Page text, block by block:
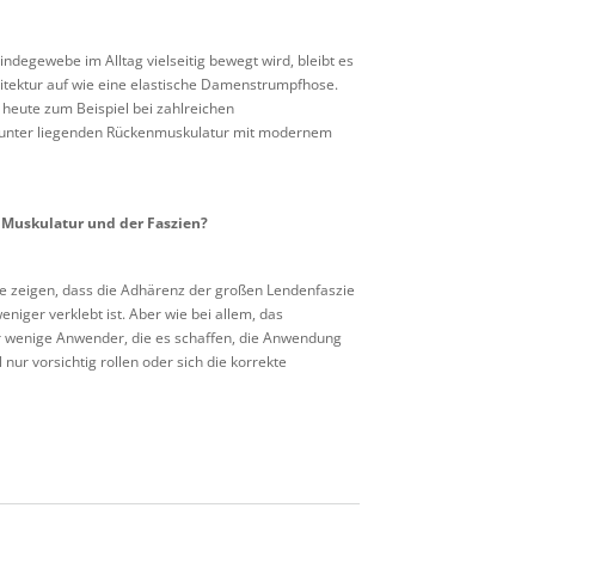
im Alltag vielseitig bewegt wird, bleibt es
auf wie eine elastische Damenstrumpfhose.
zum Beispiel bei zahlreichen
liegenden Rückenmuskulatur mit modernem
und der Faszien?
dass die Adhärenz der großen Lendenfaszie
verklebt ist. Aber wie bei allem, das
Anwender, die es schaffen, die Anwendung
vorsichtig rollen oder sich die korrekte